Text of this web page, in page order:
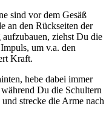
sind vor dem Gesäß
an den Rückseiten der
ziehst Du die
um v.a. den
Kraft.
hebe dabei immer
Du die Schultern
strecke die Arme nach